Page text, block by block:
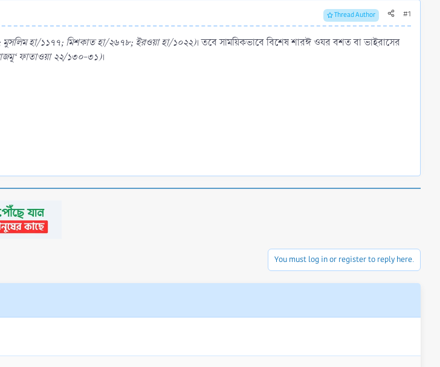
Thread Author #1
মুসলিম হা/১১৭৭; মিশকাত হা/২৬৭৮; ইরওয়া হা/১০২২)। তবে সাময়িকভাবে বিশেষ শারঈ ওযর বশত বা ভাইরাসের
ফাতাওয়া ২২/১৩০-৩১)।
You must log in or register to reply here.